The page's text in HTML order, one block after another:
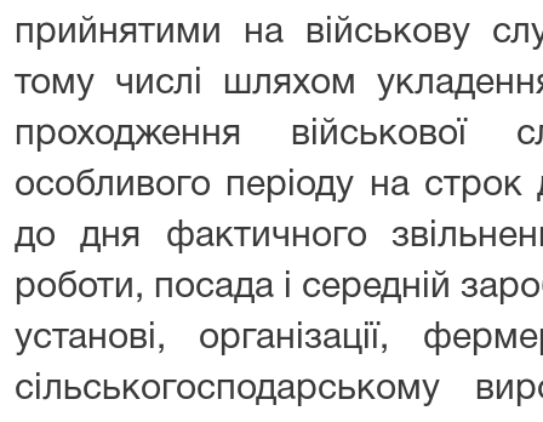
прийнятими на військову
тому числі шляхом
проходження
особливого періоду на строк
до дня фактичного
роботи, посада і середній
установі, організації,
сільськогосподарському